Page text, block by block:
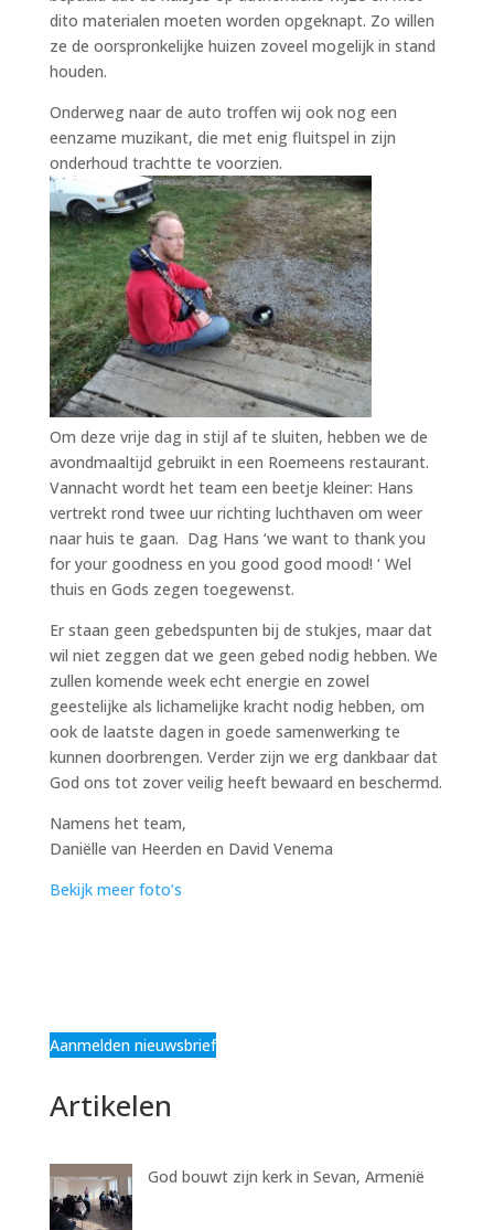
dito materialen moeten worden opgeknapt. Zo willen
ze de oorspronkelijke huizen zoveel mogelijk in stand
houden.
Onderweg naar de auto troffen wij ook nog een
eenzame muzikant, die met enig fluitspel in zijn
onderhoud trachtte te voorzien.
Om deze vrije dag in stijl af te sluiten, hebben we de
avondmaaltijd gebruikt in een Roemeens restaurant.
Vannacht wordt het team een beetje kleiner: Hans
vertrekt rond twee uur richting luchthaven om weer
naar huis te gaan. Dag Hans ‘we want to thank you
for your goodness en you good good mood! ‘ Wel
thuis en Gods zegen toegewenst.
Er staan geen gebedspunten bij de stukjes, maar dat
wil niet zeggen dat we geen gebed nodig hebben. We
zullen komende week echt energie en zowel
geestelijke als lichamelijke kracht nodig hebben, om
ook de laatste dagen in goede samenwerking te
kunnen doorbrengen. Verder zijn we erg dankbaar dat
God ons tot zover veilig heeft bewaard en beschermd.
Namens het team,
Daniëlle van Heerden en David Venema
Bekijk meer foto’s
Aanmelden nieuwsbrief
Artikelen
God bouwt zijn kerk in Sevan, Armenië